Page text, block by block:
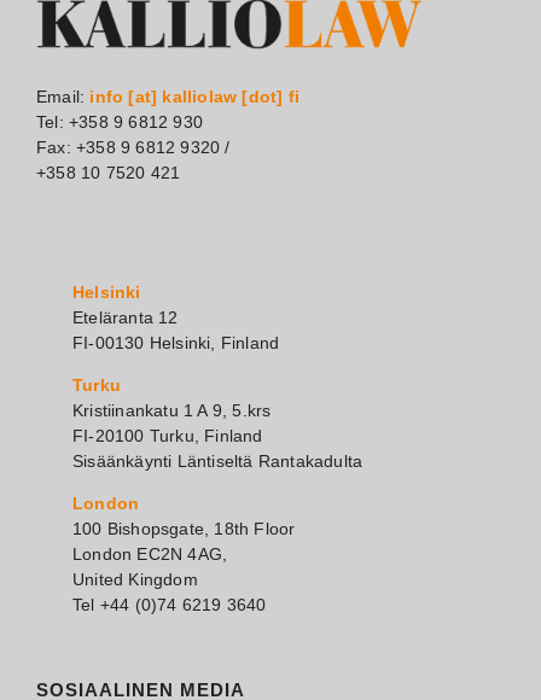
Email: info [at] kalliolaw [dot] fi
Tel: +358 9 6812 930
Fax: +358 9 6812 9320 /
+358 10 7520 421
Helsinki
Eteläranta 12
FI-00130 Helsinki, Finland
Turku
Kristiinankatu 1 A 9, 5.krs
FI-20100 Turku, Finland
Sisäänkäynti Läntiseltä Rantakadulta
London
100 Bishopsgate, 18th Floor
London EC2N 4AG,
United Kingdom
Tel +44 (0)74 6219 3640
SOSIAALINEN MEDIA